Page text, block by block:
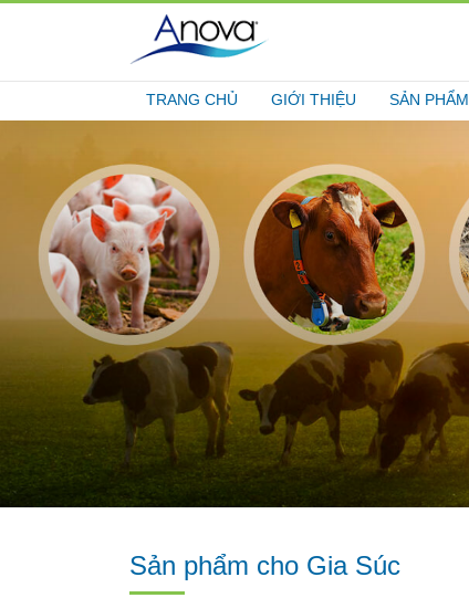
TRANG CHỦ GIỚI THIỆU SẢN PHẨM
Sản phẩm cho Gia Súc